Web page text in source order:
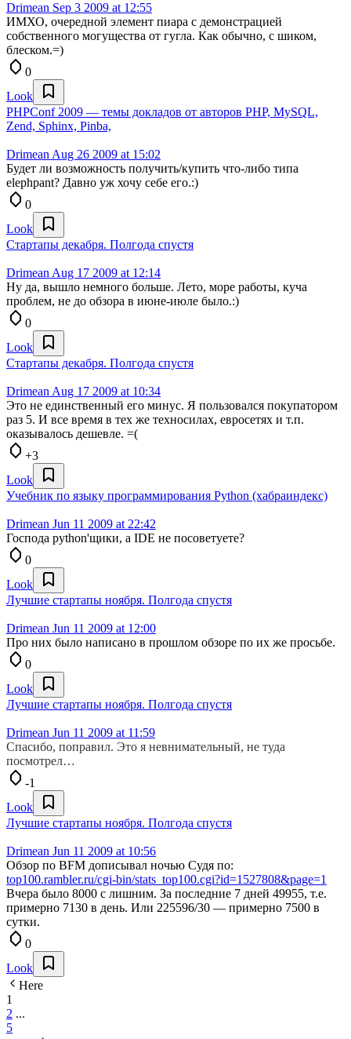
Drimean Sep 3 2009 at 12:55
ИМХО, очередной элемент пиара с демонстрацией
собственного могущества от гугла. Как обычно, с шиком,
блеском.=)
0
Look
PHPConf 2009 — темы докладов от авторов PHP, MySQL,
Zend, Sphinx, Pinba,
Drimean Aug 26 2009 at 15:02
Будет ли возможность получить/купить что-либо типа
elephpant? Давно уж хочу себе его.:)
0
Look
Стартапы декабря. Полгода спустя
Drimean Aug 17 2009 at 12:14
Ну да, вышло немного больше. Лето, море работы, куча
проблем, не до обзора в июне-июле было.:)
0
Look
Стартапы декабря. Полгода спустя
Drimean Aug 17 2009 at 10:34
Это не единственный его минус. Я пользовался покупатором
раз 5. И все время в тех же техносилах, евросетях и т.п.
оказывалось дешевле. =(
+3
Look
Учебник по языку программирования Python (хабраиндекс)
Drimean Jun 11 2009 at 22:42
Господа python'щики, а IDE не посоветуете?
0
Look
Лучшие стартапы ноября. Полгода спустя
Drimean Jun 11 2009 at 12:00
Про них было написано в прошлом обзоре по их же просьбе.
0
Look
Лучшие стартапы ноября. Полгода спустя
Drimean Jun 11 2009 at 11:59
Спасибо, поправил. Это я невнимательный, не туда
посмотрел…
-1
Look
Лучшие стартапы ноября. Полгода спустя
Drimean Jun 11 2009 at 10:56
Обзор по BFM дописывал ночью Судя по:
top100.rambler.ru/cgi-bin/stats_top100.cgi?id=1527808&page=1
Вчера было 8000 с лишним. За последние 7 дней 49955, т.е.
примерно 7130 в день. Или 225596/30 — примерно 7500 в
сутки.
0
Look
Here
1
2 ...
5